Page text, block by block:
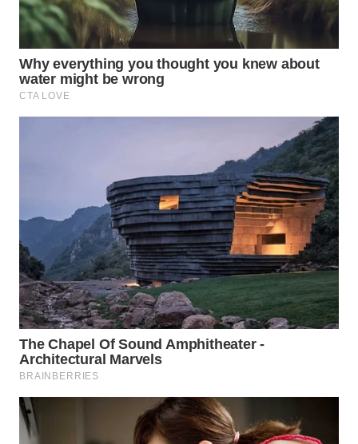
PRIANGAN
TIMUR
WN
SEMARANG
BOROBUDUR
WN
MADURA
WN
SURABAYA
WN